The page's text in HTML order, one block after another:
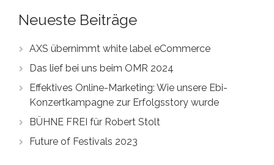
Neueste Beiträge
AXS übernimmt white label eCommerce
Das lief bei uns beim OMR 2024
Effektives Online-Marketing: Wie unsere Ebi-
Konzertkampagne zur Erfolgsstory wurde
BÜHNE FREI für Robert Stolt
Future of Festivals 2023